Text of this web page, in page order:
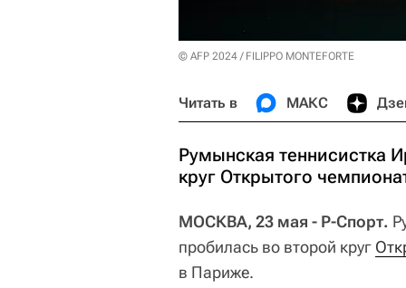
© AFP 2024 / FILIPPO MONTEFORTE
Читать в МАКС
Румынская теннисистка
круг Открытого
МОСКВА, 23 мая - Р-Спорт.
пробилась во второй круг
в Париже.